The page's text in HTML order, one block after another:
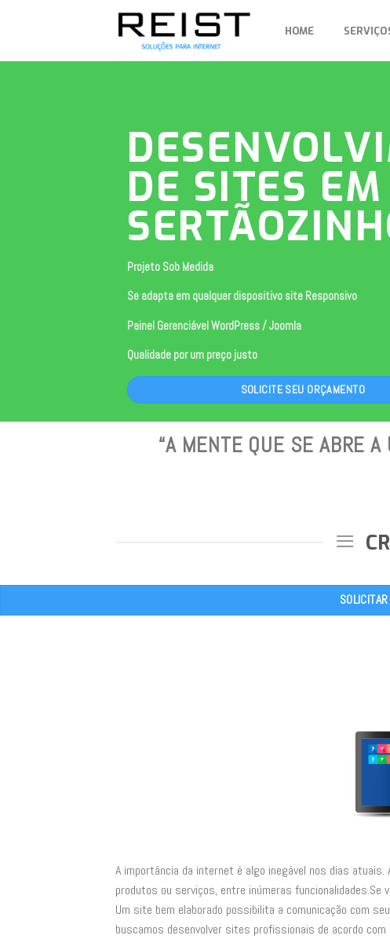
HOME
DE SITES EM
Projeto Sob Medida
Se adapta em qualquer dispositivo site Responsivo
Painel Gerenciável WordPress / Joomla
Qualidade por um preço justo
SOLICITE SEU ORÇAMENTO
“A MENTE QUE SE ABRE
A importância da internet é algo inegável nos dias
produtos ou serviços, entre inúmeras
Um site bem elaborado possibilita a comunicação com
buscamos desenvolver sites profissionais de acordo